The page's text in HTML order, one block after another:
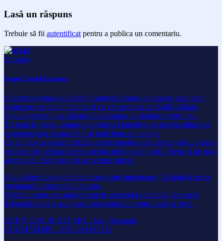
Lasă un răspuns
Trebuie să fii autentificat pentru a publica un comentariu.
Despre Axkid Romania
Suntem o companie-lider în comercializarea de scaune auto rear-
facing pentru copii, împreună cu alte produse de înaltă calitate.
Siguranța este și va rămâne întotdeauna o prioritate pentru noi.
Tocmai de aceea, compania pledează întotdeauna pentru utilizarea
scaunelor rear-facing cât mai mult timp cu putință.
Ce ne face sa comercializăm aceste produse este dorința de a proteja
ceea ce este cel mai prețios pentru noi: copiii noștri. Vrem să nu mai
avem copii răniți grav în accidente rutiere.
Știm că instruirea și comunicarea sunt importante, făcându-le parte
integrantă a conceptului nostru.
Milităm pentru un angajament de siguranță continuă, standarde
îmbunătățite și o mai mare conștientizare pentru a salva vieți.
BABY CAR SEATS SRL - Iasi, Romania
CUI 34734389 - J2015001185221